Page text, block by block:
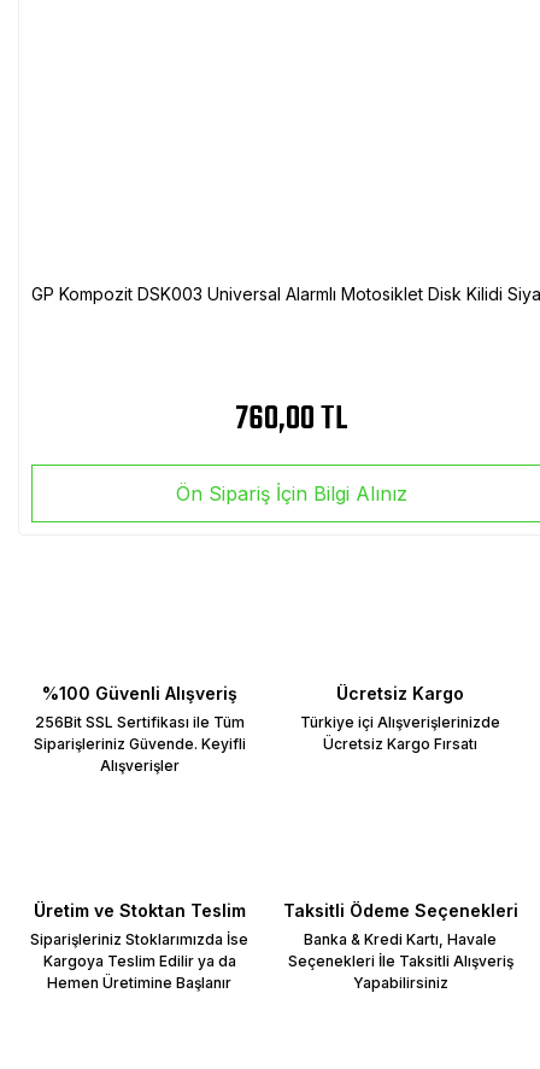
GP Kompozit DSK003 Universal Alarmlı Motosiklet Disk Kilidi
760,00 TL
Ön Sipariş İçin Bilgi Alınız
%100 Güvenli Alışveriş
256Bit SSL Sertifikası ile Tüm
Siparişleriniz Güvende. Keyifli
Alışverişler
Ücretsiz Kargo
Türkiye içi Alışverişlerinizde
Ücretsiz Kargo Fırsatı
Üretim ve Stoktan Teslim
Siparişleriniz Stoklarımızda İse
Kargoya Teslim Edilir ya da
Hemen Üretimine Başlanır
Taksitli Ödeme Seçenekleri
Banka & Kredi Kartı, Havale
Seçenekleri İle Taksitli Alışveriş
Yapabilirsiniz